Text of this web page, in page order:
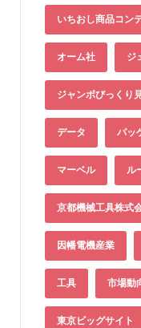
いちおし商品コン
オーム社 ジ
ジャンボびっくり
データ パッ
マーベル ル
京都機械工具株式
因幡電機産業
工具 市場動
東京ビッグサイト